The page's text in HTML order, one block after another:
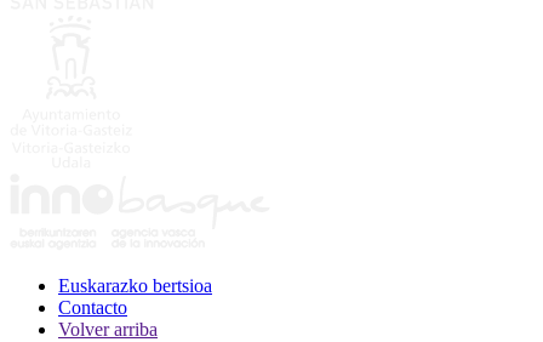
Euskarazko bertsioa
Contacto
Volver arriba